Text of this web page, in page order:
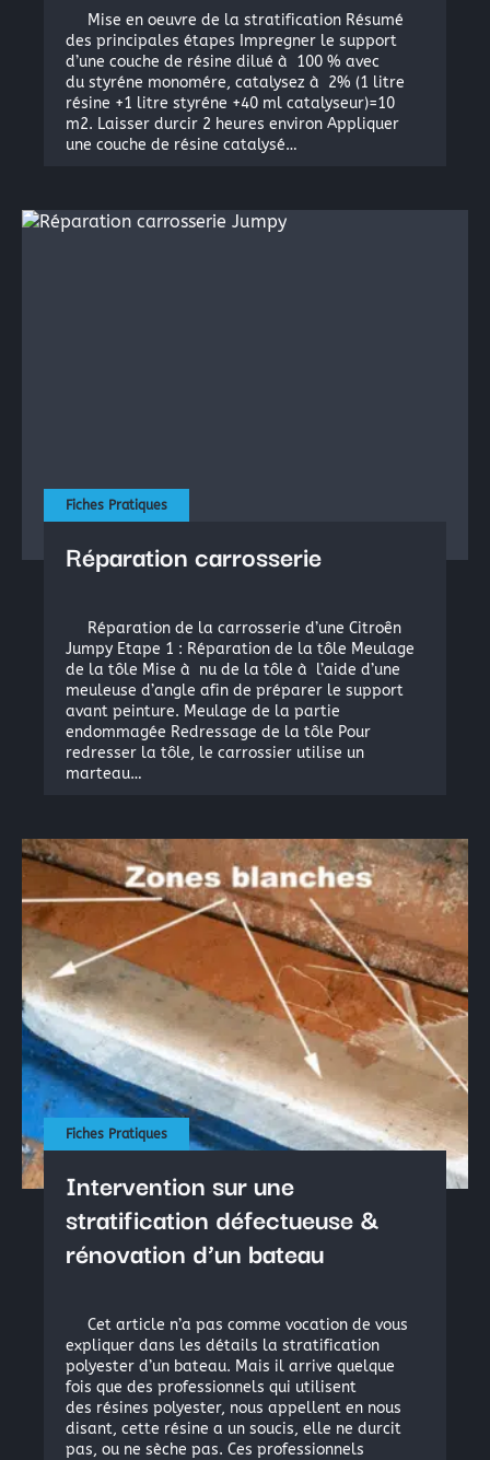
Mise en oeuvre de la stratification Résumé
des principales étapes Impregner le support
d’une couche de résine dilué à 100 % avec
du styréne monomére, catalysez à 2% (1 litre
résine +1 litre styréne +40 ml catalyseur)=10
m2. Laisser durcir 2 heures environ Appliquer
une couche de résine catalysé…
Fiches Pratiques
Réparation carrosserie
Réparation de la carrosserie d’une Citroên
Jumpy Etape 1 : Réparation de la tôle Meulage
de la tôle Mise à nu de la tôle à l’aide d’une
meuleuse d’angle afin de préparer le support
avant peinture. Meulage de la partie
endommagée Redressage de la tôle Pour
redresser la tôle, le carrossier utilise un
marteau…
Fiches Pratiques
Intervention sur une
stratification défectueuse &
rénovation d’un bateau
Cet article n’a pas comme vocation de vous
expliquer dans les détails la stratification
polyester d’un bateau. Mais il arrive quelque
fois que des professionnels qui utilisent
des résines polyester, nous appellent en nous
disant, cette résine a un soucis, elle ne durcit
pas, ou ne sèche pas. Ces professionnels